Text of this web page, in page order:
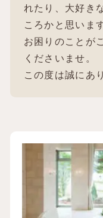
れたり、大好き
ころかと思いま
お困りのことが
くださいませ。
この度は誠にあ